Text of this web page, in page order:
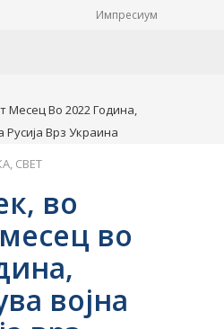
Импресиум
Месец Во 2022 Година,
Русија Врз Украина
, СВЕТ
во
во
војна